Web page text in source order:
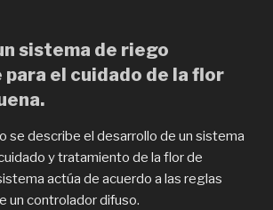
sistema de riego
el cuidado de la flor
se describe el desarrollo de un sistema
y tratamiento de la flor de
actúa de acuerdo a las reglas
un controlador difuso.